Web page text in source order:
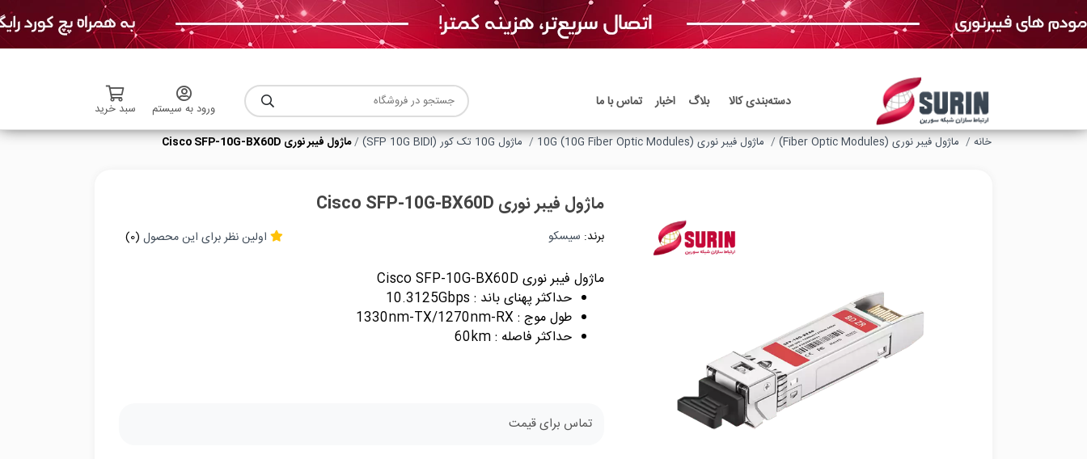
دسته‌بندی‌ کالا بلاگ اخبار تماس با ما ورود به سیستم
سبد خرید
خانه
ماژول‌ فیبر نوری (Fiber Optic Modules) ماژول فیبر نوری 10G (10G Fiber Optic Modules) ماژول 10G تک کور (SFP 10G BIDI) ماژول فیبر نوری Cisco SFP-10G-BX60D
ماژول فیبر نوری Cisco SFP-10G-BX60D
برند: سیسکو اولین نظر برای این محصول (0)
ماژول فیبر نوری Cisco SFP-10G-BX60D
حداکثر پهنای باند : 10.3125Gbps
طول موج : 1330nm-TX/1270nm-RX
حداکثر فاصله : 60km
تماس برای قیمت